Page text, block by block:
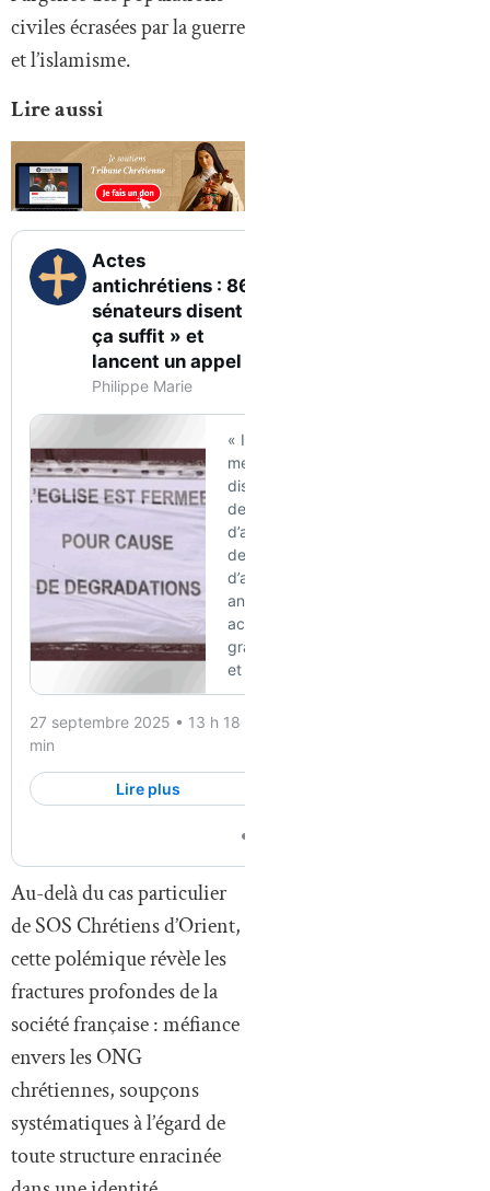
civiles écrasées par la guerre
et l’islamisme.
Lire aussi
Au-delà du cas particulier
de SOS Chrétiens d’Orient,
cette polémique révèle les
fractures profondes de la
société française : méfiance
envers les ONG
chrétiennes, soupçons
systématiques à l’égard de
toute structure enracinée